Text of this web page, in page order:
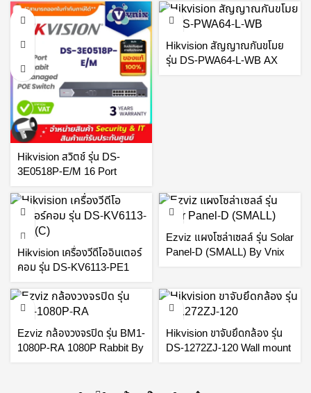
Vnix Group
SKYHAWK 4 TB 4TB HDD
CCTV By Vnix Group
Hikvision สวิตช์ รุ่น DS-
3E0518P-E/M 16 Port
Switch By Vnix Group
Hikvision สัญญาณกันขโมย
รุ่น DS-PWA64-L-WB AX
Hikvision เครื่องวีดีโออินเตอร์
คอม รุ่น DS-KV6113-PE1
Door Station By Vnix Group
Ezviz แผงโซล่าเซลล์ รุ่น Solar
Panel-D (SMALL) By Vnix
Ezviz กล้องวงจรปิด รุ่น BM1-
1080P-RA 1080P Rabbit By
Hikvision ขาจับยึดกล้อง รุ่น
DS-1272ZJ-120 Wall mount